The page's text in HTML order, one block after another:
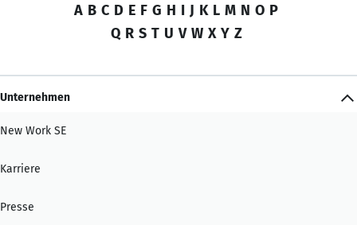
A B C D E F G H I J K L M N O P
Q R S T U V W X Y Z
Unternehmen
New Work SE
Karriere
Presse